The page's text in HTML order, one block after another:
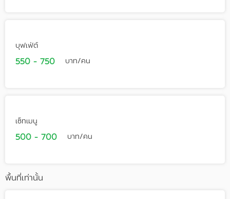
บุฟเฟ่ต์
550 - 750 บาท/คน
เซ็ทเมนู
500 - 700 บาท/คน
พื้นที่เท่านั้น